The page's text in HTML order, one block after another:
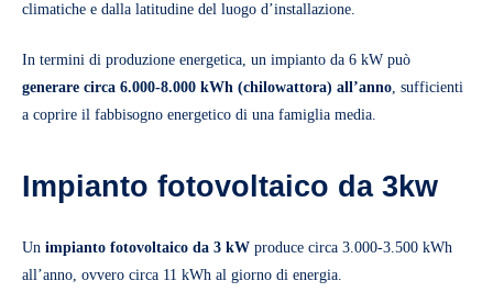
climatiche e dalla latitudine del luogo d’installazione.
In termini di produzione energetica, un impianto da 6 kW può
generare circa 6.000-8.000 kWh (chilowattora) all’anno , sufficienti
a coprire il fabbisogno energetico di una famiglia media.
Impianto fotovoltaico da 3kw
Un impianto fotovoltaico da 3 kW produce circa 3.000-3.500 kWh
all’anno, ovvero circa 11 kWh al giorno di energia.